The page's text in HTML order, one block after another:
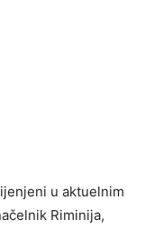
u aktuelnim
Riminija,